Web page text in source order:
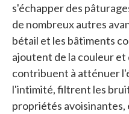
s'échapper des
de nombreux autres
bétail et les bâtiments
ajoutent de la couleur
contribuent à atténuer
l'intimité, filtrent les
propriétés